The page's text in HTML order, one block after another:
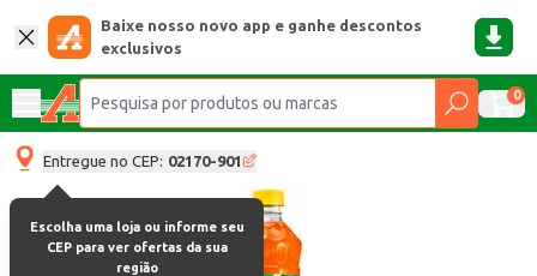
Baixe nosso novo app e ganhe descontos
exclusivos
0
Entregue no CEP: 02170-901
Escolha uma loja ou informe seu
CEP para ver ofertas da sua
região